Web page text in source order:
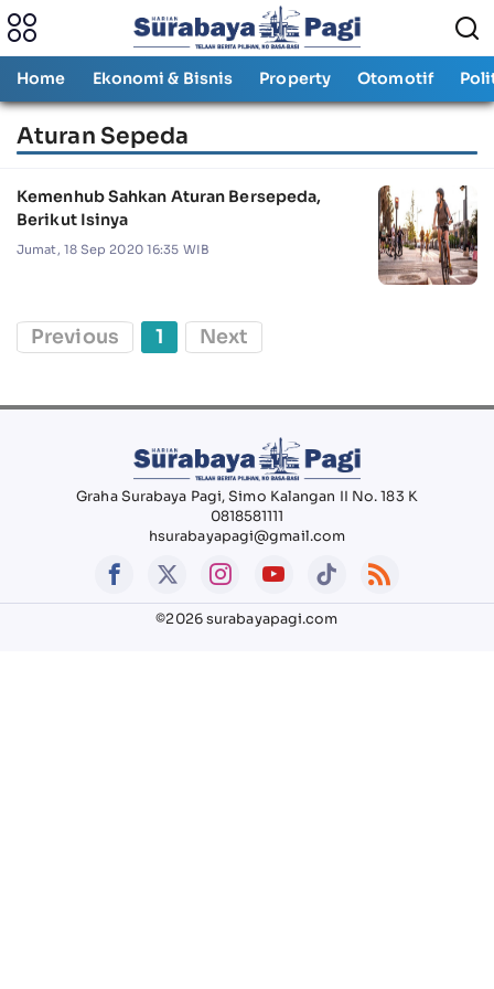
Home Ekonomi & Bisnis Property Otomotif
Aturan Sepeda
Kemenhub Sahkan Aturan Bersepeda,
Berikut Isinya
Jumat, 18 Sep 2020 16:35 WIB
Previous 1 Next
Graha Surabaya Pagi, Simo Kalangan II No. 183 K
0818581111
hsurabayapagi@gmail.com
©2026 surabayapagi.com